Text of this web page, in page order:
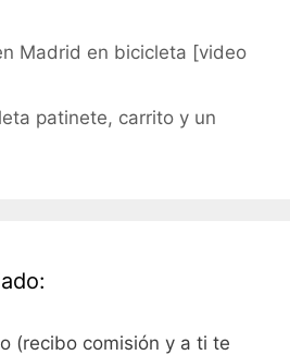
Madrid en bicicleta [video
patinete, carrito y un
(recibo comisión y a ti te